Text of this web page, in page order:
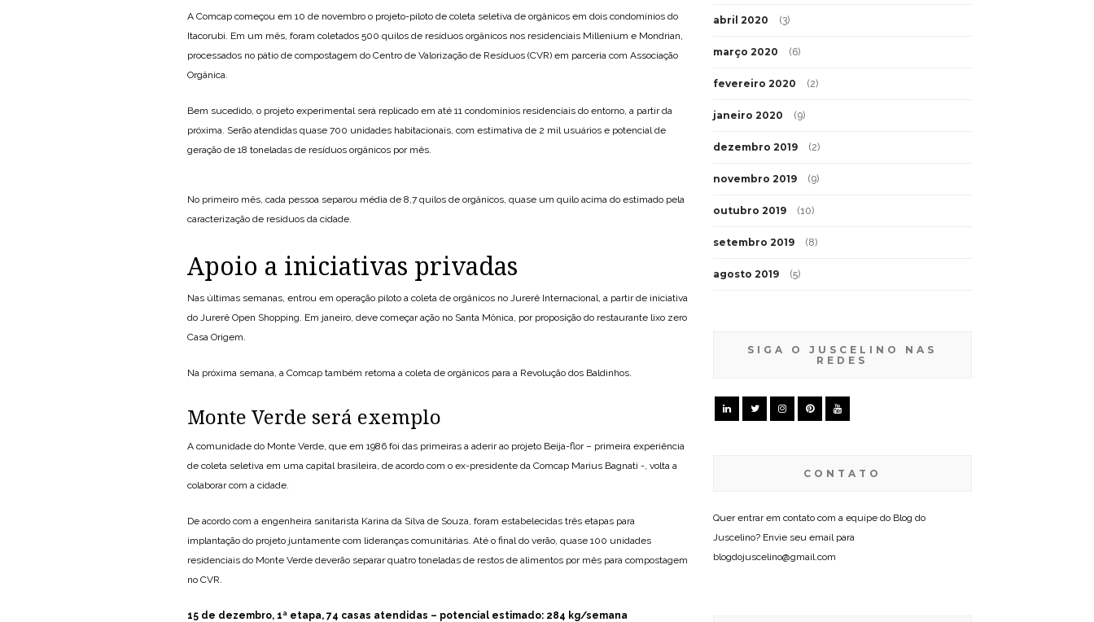
A Comcap começou em 10 de novembro o projeto-piloto de coleta seletiva de orgânicos em dois condomínios do
Itacorubi. Em um mês, foram coletados 500 quilos de resíduos orgânicos nos residenciais Millenium e Mondrian,
processados no pátio de compostagem do Centro de Valorização de Resíduos (CVR) em parceria com Associação
Orgânica.
Bem sucedido, o projeto experimental será replicado em até 11 condomínios residenciais do entorno, a partir da
próxima. Serão atendidas quase 700 unidades habitacionais, com estimativa de 2 mil usuários e potencial de
geração de 18 toneladas de resíduos orgânicos por mês.
No primeiro mês, cada pessoa separou média de 8,7 quilos de orgânicos, quase um quilo acima do estimado pela
caracterização de resíduos da cidade.
Apoio a iniciativas privadas
Nas últimas semanas, entrou em operação piloto a coleta de orgânicos no Jurerê Internacional, a partir de iniciativa
do Jurerê Open Shopping. Em janeiro, deve começar ação no Santa Mônica, por proposição do restaurante lixo zero
Casa Origem.
Na próxima semana, a Comcap também retoma a coleta de orgânicos para a Revolução dos Baldinhos.
Monte Verde será exemplo
A comunidade do Monte Verde, que em 1986 foi das primeiras a aderir ao projeto Beija-flor – primeira experiência
de coleta seletiva em uma capital brasileira, de acordo com o ex-presidente da Comcap Marius Bagnati -, volta a
colaborar com a cidade.
De acordo com a engenheira sanitarista Karina da Silva de Souza, foram estabelecidas três etapas para
implantação do projeto juntamente com lideranças comunitárias. Até o final do verão, quase 100 unidades
residenciais do Monte Verde deverão separar quatro toneladas de restos de alimentos por mês para compostagem
no CVR.
15 de dezembro, 1ª etapa, 74 casas atendidas – potencial estimado: 284 kg/semana
abril 2020 (3)
março 2020 (6)
fevereiro 2020 (2)
janeiro 2020 (9)
dezembro 2019 (2)
novembro 2019 (9)
outubro 2019 (10)
setembro 2019 (8)
agosto 2019 (5)
SIGA O JUSCELINO NAS
REDES
CONTATO
Quer entrar em contato com a equipe do Blog do
Juscelino? Envie seu email para
blogdojuscelino@gmail.com